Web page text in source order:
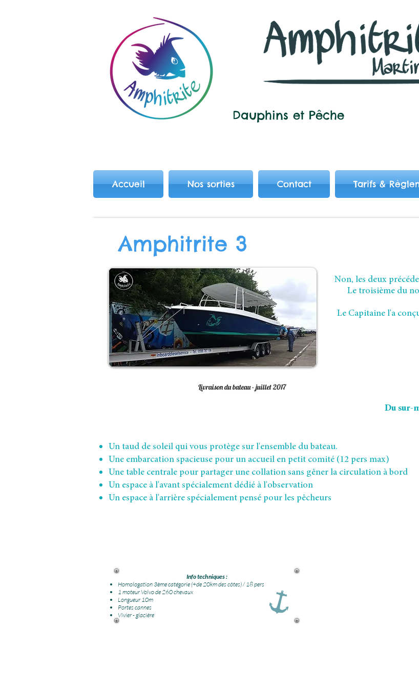
Dauphins et Pêche
Accueil Nos sorties Contact Tarifs &
Amphitrite 3
Non, les deux
Le troisième du
Le Capitaine l'a
Du sur-
Un taud de soleil qui vous protège sur l'ensemble du bateau.
Une embarcation spacieuse pour un accueil en petit comité (12 pers max)
Une table centrale pour partager une collation sans gêner la circulation à bord
Un espace à l'avant spécialement dédié à l'observation
Un espace à l'arrière spécialement pensé pour les pêcheurs
Livraison du bateau - juillet 2017
Info techniques :
Homologation 3ème catégorie (+de 20km des côtes) / 18 pers
1 moteur Volvo de 260 chevaux
Longueur 10m
Portes cannes
Vivier - glacière